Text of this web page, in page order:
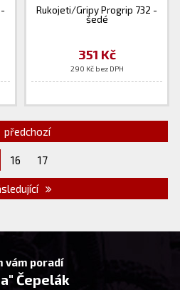
Rukojeti/Gripy Progrip 732 -
šedé
351 Kč
290 Kč bez DPH
předchozí
16 17
vám poradí
Čepelák